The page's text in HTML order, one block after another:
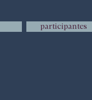
participantes